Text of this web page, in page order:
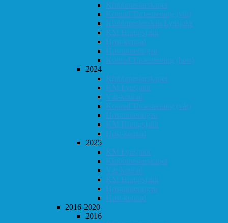
Klubbmesterskapet
Konrad Timestrening (vår)
Klubbmesterskap Lynsjakk
KM Hurtigsjakk
Høst-konrad
Høstturneringen
Konrad Timestrening (høst)
2024
Klubbmesterskapet
KM Lynsjakk
Vår-konrad
Konrad Timestrening (vår)
Høstturneringen
KM Hurtigsjakk
Høst-konrad
2025
KM Lynsjakk
Klubbmesterskapet
Vår-konrad
KM Hurtigsjakk
Høstturneringen
Høst-konrad
2016-2020
2016